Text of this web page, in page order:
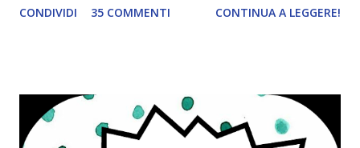
più difficili e fare decidere a voi lettori tra storie d'amore
farlo benissimo il prossimo mese, però visto che avrei
fatto decidere a uno di voi, il mese di febbraio era perfetto.
CONDIVIDI 35 COMMENTI CONTINUA A LEGGERE!